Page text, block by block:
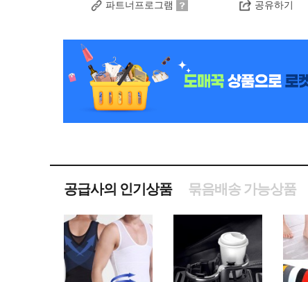
파트너프로그램 공유하기
공급사의 인기상품 묶음배송 가능상품